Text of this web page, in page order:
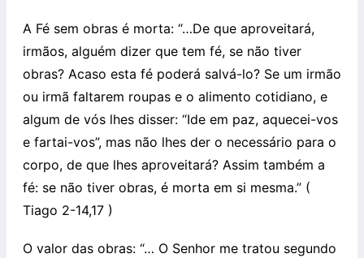
A Fé sem obras é morta: “…De que aproveitará,
irmãos, alguém dizer que tem fé, se não tiver
obras? Acaso esta fé poderá salvá-lo? Se um irmão
ou irmã faltarem roupas e o alimento cotidiano, e
algum de vós lhes disser: “Ide em paz, aquecei-vos
e fartai-vos”, mas não lhes der o necessário para o
corpo, de que lhes aproveitará? Assim também a
fé: se não tiver obras, é morta em si mesma.” (
Tiago 2-14,17 )
O valor das obras: “… O Senhor me tratou segundo